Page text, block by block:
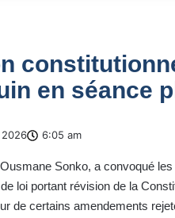
en séance
6:05 am
Sonko, a convoqué
loi portant révision de la
de certains amendements